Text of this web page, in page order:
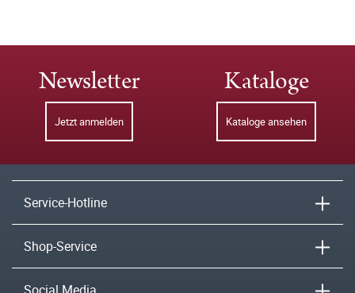
Newsletter
Jetzt anmelden
Kataloge
Kataloge ansehen
Service-Hotline
Shop-Service